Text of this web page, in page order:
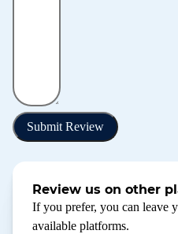
Submit Review
Review us on other
If you prefer, you can leave
available platforms.